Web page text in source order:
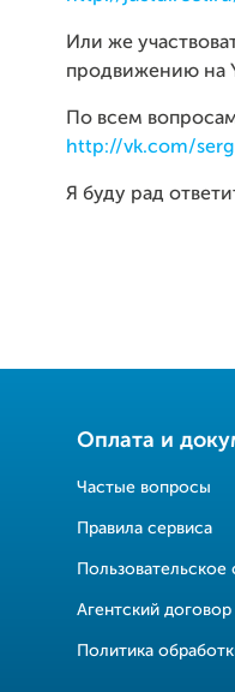
Или же
продвижению на
По всем
http://vk.com/
Я буду рад
Оплата и
Частые вопросы
Правила сервиса
Пользовательское
Агентский договор
Политика